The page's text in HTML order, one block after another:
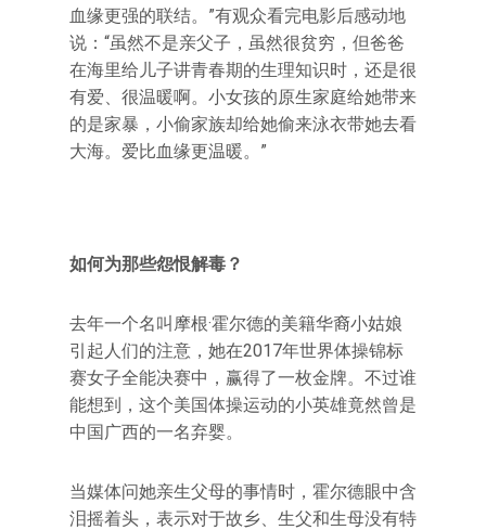
血缘更强的联结。”有观众看完电影后感动地
说：“虽然不是亲父子，虽然很贫穷，但爸爸
在海里给儿子讲青春期的生理知识时，还是很
有爱、很温暖啊。小女孩的原生家庭给她带来
的是家暴，小偷家族却给她偷来泳衣带她去看
大海。爱比血缘更温暖。”
如何为那些怨恨解毒？
去年一个名叫摩根·霍尔德的美籍华裔小姑娘
引起人们的注意，她在2017年世界体操锦标
赛女子全能决赛中，赢得了一枚金牌。不过谁
能想到，这个美国体操运动的小英雄竟然曾是
中国广西的一名弃婴。
当媒体问她亲生父母的事情时，霍尔德眼中含
泪摇着头，表示对于故乡、生父和生母没有特